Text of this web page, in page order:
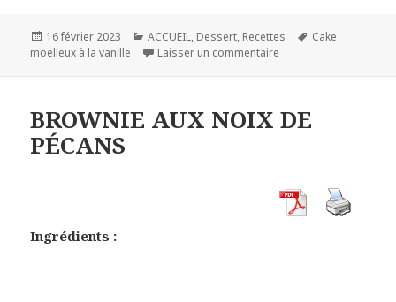
Publié
le
16 février 2023 Catégories
ACCUEIL, Dessert, Recettes
Mots-
Cake
moelleux à la vanille
Laisser un commentaire
BROWNIE AUX NOIX DE
PÉCANS
Ingrédients :